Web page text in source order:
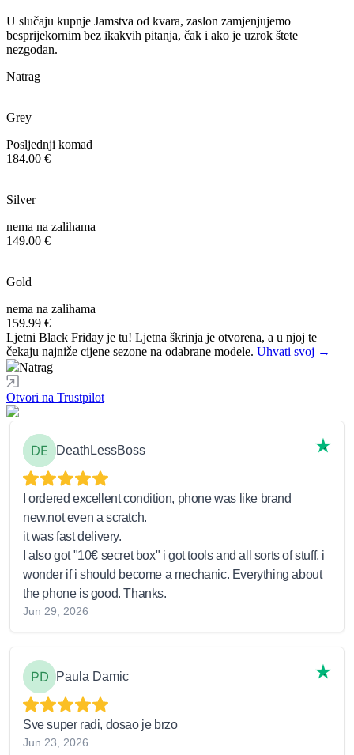
U slučaju kupnje Jamstva od kvara, zaslon zamjenjujemo
besprijekornim bez ikakvih pitanja, čak i ako je uzrok štete
nezgodan.
Natrag
Grey
Posljednji komad
184.00 €
Silver
nema na zalihama
149.00 €
Gold
nema na zalihama
159.99 €
Ljetni Black Friday je tu! Ljetna škrinja je otvorena, a u njoj te
čekaju najniže cijene sezone na odabrane modele. Uhvati svoj →
Natrag
Otvori na Trustpilot